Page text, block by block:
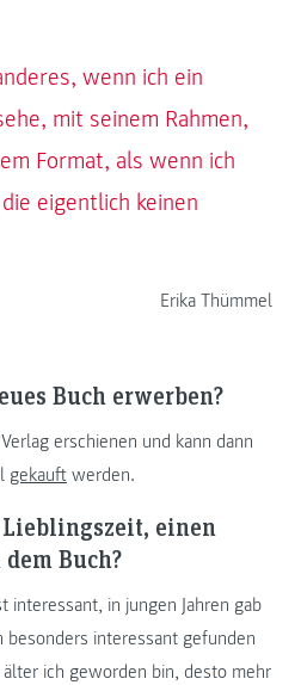
wenn ich ein
mit seinem Rahmen,
Format, als wenn ich
eigentlich keinen
Erika Thümmel
Buch erwerben?
erschienen und kann dann
gekauft werden.
einen
Buch?
interessant, in jungen Jahren gab
besonders interessant gefunden
ich geworden bin, desto mehr